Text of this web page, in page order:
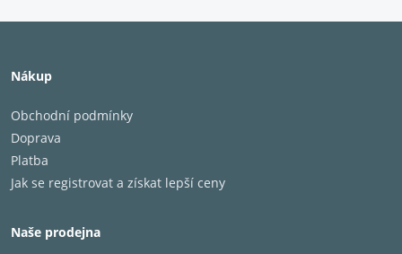
Nákup
Obchodní podmínky
Doprava
Platba
Jak se registrovat a získat lepší ceny
Naše prodejna